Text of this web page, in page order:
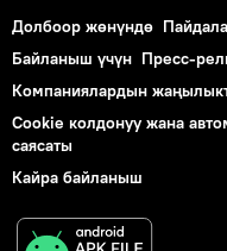
Долбоор жөнүндө
Байланыш үчүн Пресс-
Компаниялардын
Cookie колдонуу жана
саясаты
Кайра байланыш